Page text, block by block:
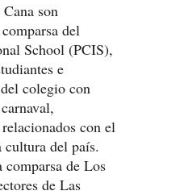
son
del
School (PCIS),
e
colegio con
con el
del país.
de Los
de Las